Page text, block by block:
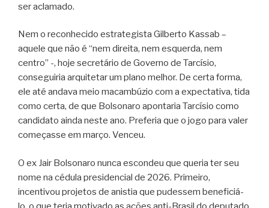
ser aclamado.
Nem o reconhecido estrategista Gilberto Kassab –
aquele que não é “nem direita, nem esquerda, nem
centro” -, hoje secretário de Governo de Tarcísio,
conseguiria arquitetar um plano melhor. De certa forma,
ele até andava meio macambúzio com a expectativa, tida
como certa, de que Bolsonaro apontaria Tarcísio como
candidato ainda neste ano. Preferia que o jogo para valer
começasse em março. Venceu.
O ex Jair Bolsonaro nunca escondeu que queria ter seu
nome na cédula presidencial de 2026. Primeiro,
incentivou projetos de anistia que pudessem beneficiá-